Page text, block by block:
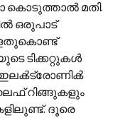
കൊടുത്താൽ മതി.
ഒരുപാട്
ടിക്കറ്റുകൾ
ഇലൿട്രോണിൿ
റിങ്ങുകളും
ദൂരെ